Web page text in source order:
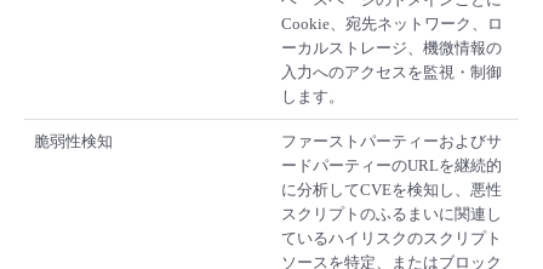
Cookie、宛先ネットワーク、ロ
ーカルストレージ、機微情報の
入力へのアクセスを監視・制御
します。
脆弱性検知
ファーストパーティーおよびサ
ードパーティーのURLを継続的
に分析してCVEを検知し、悪性
スクリプトのふるまいに関連し
ているハイリスクのスクリプト
ソースを特定、またはブロック